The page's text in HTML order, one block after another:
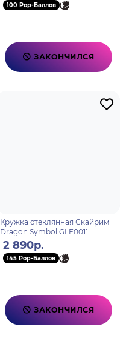
100 Pop-Баллов
ЗАКОНЧИЛСЯ
Кружка стеклянная Скайрим
Dragon Symbol GLF0011
2 890р.
145 Pop-Баллов
ЗАКОНЧИЛСЯ